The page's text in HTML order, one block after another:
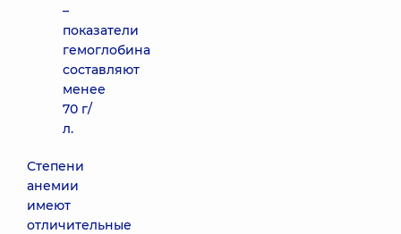
–
показатели
гемоглобина
составляют
менее
70 г/
л.
Степени
анемии
имеют
отличительные